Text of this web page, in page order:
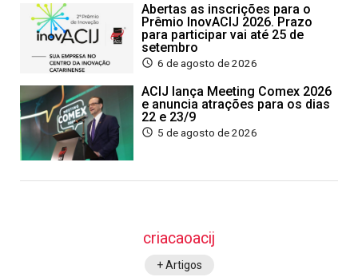
Abertas as inscrições para o
Prêmio InovACIJ 2026. Prazo
para participar vai até 25 de
setembro
6 de agosto de 2026
ACIJ lança Meeting Comex 2026
e anuncia atrações para os dias
22 e 23/9
5 de agosto de 2026
criacaoacij
+ Artigos